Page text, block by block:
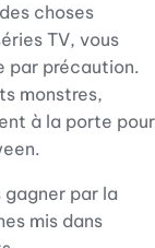
choses
TV, vous
par précaution.
monstres,
à la porte pour
gagner par la
mis dans